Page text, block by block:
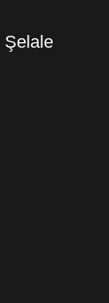
Şelale